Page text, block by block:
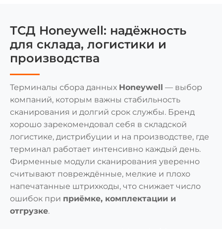
ТСД Honeywell: надёжность
для склада, логистики и
производства
Терминалы сбора данных Honeywell — выбор
компаний, которым важны стабильность
сканирования и долгий срок службы. Бренд
хорошо зарекомендовал себя в складской
логистике, дистрибуции и на производстве, где
терминал работает интенсивно каждый день.
Фирменные модули сканирования уверенно
считывают повреждённые, мелкие и плохо
напечатанные штрихкоды, что снижает число
ошибок при приёмке, комплектации и
отгрузке.